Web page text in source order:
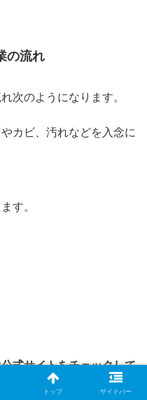
の流れ
次のようになります。
カビ、汚れなどを入念に
す。
式サイトをチェックして
トップ サイドバー